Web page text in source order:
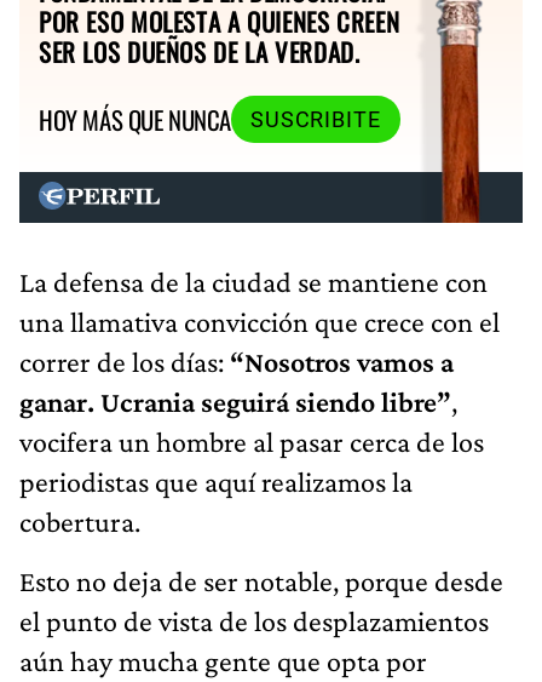
POR ESO MOLESTA A QUIENES CREEN
SER LOS DUEÑOS DE LA VERDAD.
HOY MÁS QUE NUNCA
SUSCRIBITE
La defensa de la ciudad se mantiene con
una llamativa convicción que crece con el
correr de los días: “Nosotros vamos a
ganar. Ucrania seguirá siendo libre”,
vocifera un hombre al pasar cerca de los
periodistas que aquí realizamos la
cobertura.
Esto no deja de ser notable, porque desde
el punto de vista de los desplazamientos
aún hay mucha gente que opta por